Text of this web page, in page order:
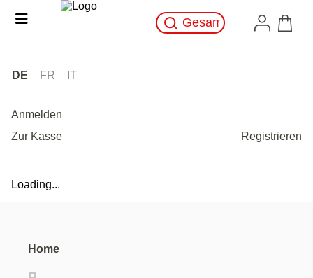
DE FR IT
Anmelden
Zur Kasse
Registrieren
Loading...
Home